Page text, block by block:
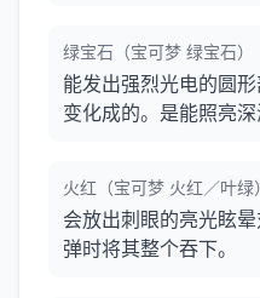
绿宝石（宝可梦 绿宝石）
能发出强烈光电的圆
变化成的。是能照亮
火红（宝可梦 火红／叶绿）
会放出刺眼的亮光眩
弹时将其整个吞下。